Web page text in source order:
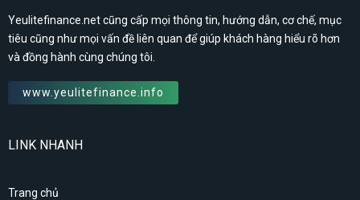
Yeulitefinance.net cũng cấp mọi thông tin, hướng dẫn, cơ chế, mục
tiêu cũng như mọi vấn đề liên quan để giúp khách hàng hiểu rõ hơn
và đồng hành cùng chúng tôi.
www.yeulitefinance.info
LINK NHANH
Trang chủ